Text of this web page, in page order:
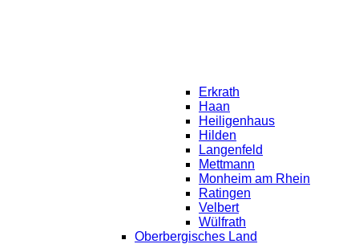
Erkrath
Haan
Heiligenhaus
Hilden
Langenfeld
Mettmann
Monheim am Rhein
Ratingen
Velbert
Wülfrath
Oberbergisches Land